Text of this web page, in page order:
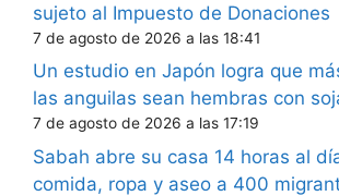
sujeto al Impuesto de Donaciones
7 de agosto de 2026 a las 18:41
Un estudio en Japón logra que
las anguilas sean hembras con
7 de agosto de 2026 a las 17:19
Sabah abre su casa 14 horas al
comida, ropa y aseo a 400